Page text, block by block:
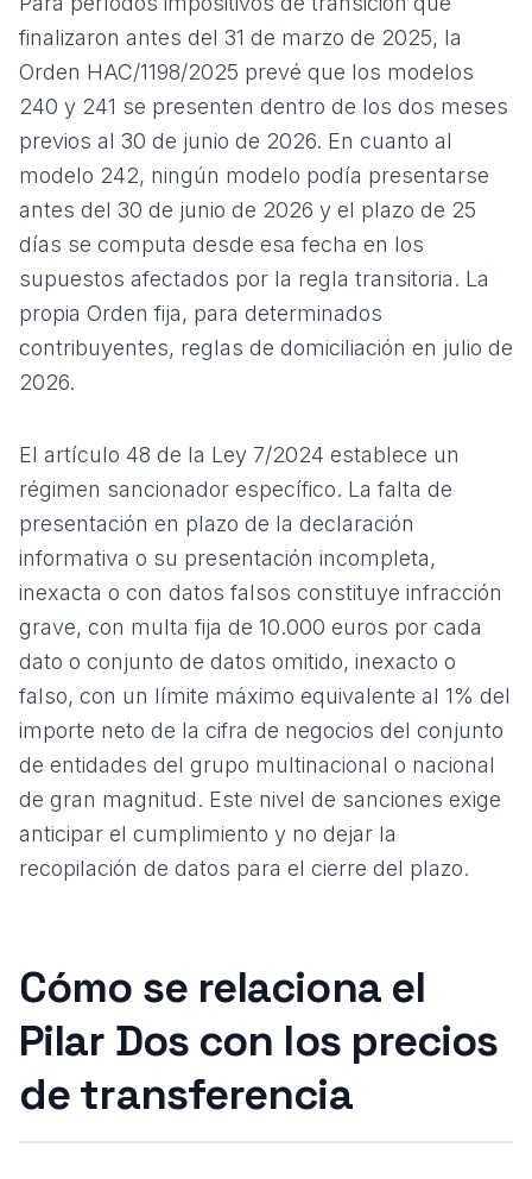
finalizaron antes del 31 de marzo de 2025, la
Orden HAC/1198/2025 prevé que los modelos
240 y 241 se presenten dentro de los dos meses
previos al 30 de junio de 2026. En cuanto al
modelo 242, ningún modelo podía presentarse
antes del 30 de junio de 2026 y el plazo de 25
días se computa desde esa fecha en los
supuestos afectados por la regla transitoria. La
propia Orden fija, para determinados
contribuyentes, reglas de domiciliación en julio de
2026.
El artículo 48 de la Ley 7/2024 establece un
régimen sancionador específico. La falta de
presentación en plazo de la declaración
informativa o su presentación incompleta,
inexacta o con datos falsos constituye infracción
grave, con multa fija de 10.000 euros por cada
dato o conjunto de datos omitido, inexacto o
falso, con un límite máximo equivalente al 1% del
importe neto de la cifra de negocios del conjunto
de entidades del grupo multinacional o nacional
de gran magnitud. Este nivel de sanciones exige
anticipar el cumplimiento y no dejar la
recopilación de datos para el cierre del plazo.
Cómo se relaciona el
Pilar Dos con los precios
de transferencia